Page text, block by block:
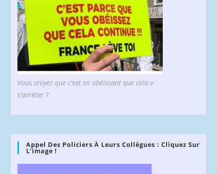
Vous croyez que c'est en obéissant que cela v
s'arrêter ?
Appel Des Policiers À Leurs Collègues : Cliquez Sur
L’image !